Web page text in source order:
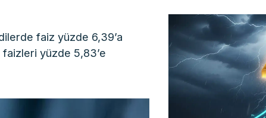
faiz yüzde 6,39’a
faizleri yüzde 5,83’e